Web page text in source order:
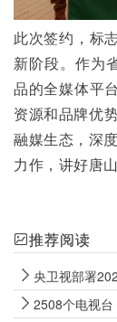
此次签约，标
新阶段。作为
品的全媒体平
资源和品牌优
融媒生态，深
力作，讲好唐
推荐阅读
央卫视部署
2508个电视台